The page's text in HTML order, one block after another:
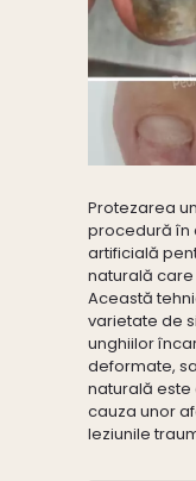
Protezarea
procedură în
artificială
naturală
Această
varietate de
unghiilor
deformate,
naturală
cauza unor
leziunile